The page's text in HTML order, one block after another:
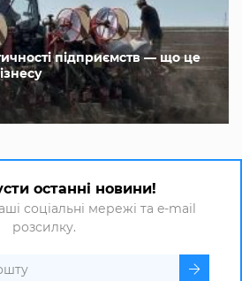
підприємств — що це
останні новини!
соціальні мережі та e-mail
розсилку.